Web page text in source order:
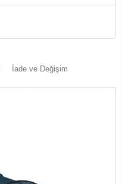
İade ve Değişim